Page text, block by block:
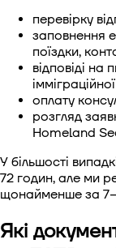
перевірку
заповнення
поїздки,
відповіді
імміграційної
оплату
розгляд
Homeland
У більшості
72 годин, але ми
щонайменше за
Які